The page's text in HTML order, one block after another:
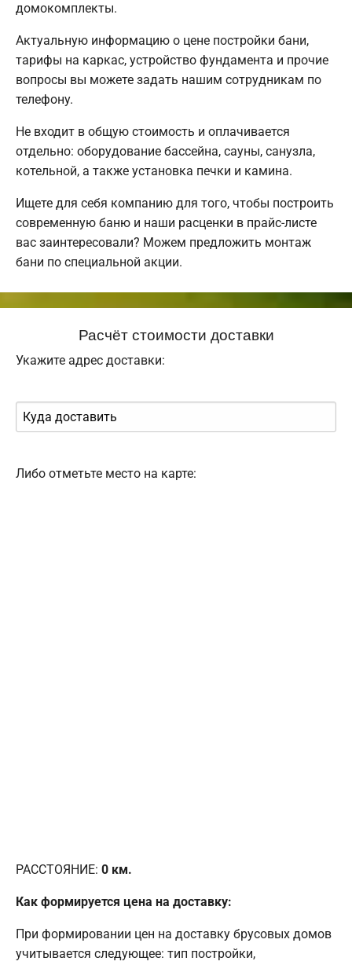
домокомплекты.
Актуальную информацию о цене постройки бани,
тарифы на каркас, устройство фундамента и прочие
вопросы вы можете задать нашим сотрудникам по
телефону.
Не входит в общую стоимость и оплачивается
отдельно: оборудование бассейна, сауны, санузла,
котельной, а также установка печки и камина.
Ищете для себя компанию для того, чтобы построить
современную баню и наши расценки в прайс-листе
вас заинтересовали? Можем предложить монтаж
бани по специальной акции.
Расчёт стоимости доставки
Укажите адрес доставки:
Либо отметьте место на карте:
РАССТОЯНИЕ: 0 км.
Как формируется цена на доставку:
При формировании цен на доставку брусовых домов
учитывается следующее: тип постройки,